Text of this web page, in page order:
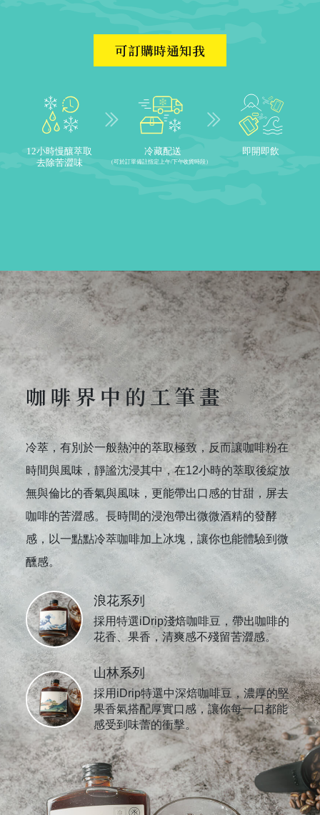
可訂購時通知我
咖啡界中的工筆畫
冷萃，有別於一般熱沖的萃取極致，反而讓咖啡粉在
時間與風味，靜謐沈浸其中，在12小時的萃取後綻放
無與倫比的香氣與風味，更能帶出口感的甘甜，屏去
咖啡的苦澀感。長時間的浸泡帶出微微酒精的發酵
感，以一點點冷萃咖啡加上冰塊，讓你也能體驗到微
醺感。
浪花系列
採用特選iDrip淺焙咖啡豆，帶出咖啡的
花香、果香，清爽感不殘留苦澀感。
山林系列
採用iDrip特選中深焙咖啡豆，濃厚的堅
果香氣搭配厚實口感，讓你每一口都能
感受到味蕾的衝擊。